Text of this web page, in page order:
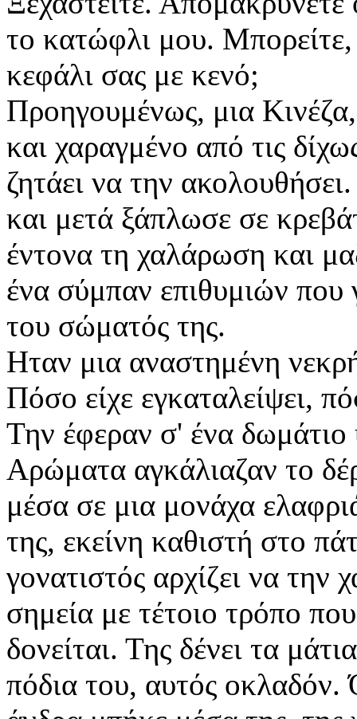
το κατώφλι μου.
κεφάλι σας με κενό;
Προηγουμένως, μια
και χαραγμένο από τις
ζητάει να την
και μετά ξάπλωσε σε
έντονα τη χαλάρωση και
ένα σύμπαν επιθυμιών που
του σώματός της.
Ηταν μια αναστημένη
Πόσο είχε εγκαταλείψει,
Την έφεραν σ' ένα
Αρώματα αγκάλιαζαν το
μέσα σε μια μονάχα
της, εκείνη καθιστή στο
γονατιστός αρχίζει να την
σημεία με τέτοιο τρόπο
δονείται. Της δένει τα
πόδια του, αυτός